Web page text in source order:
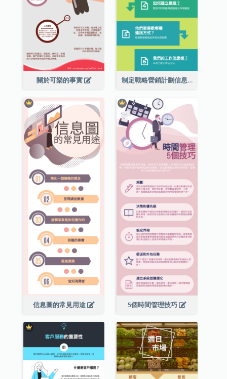
關於可樂的事實 制定戰略營銷計劃信息圖表
信息圖的常見用途 5個時間管理技巧